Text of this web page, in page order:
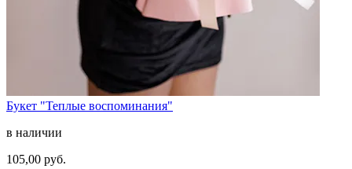
Букет "Теплые воспоминания"
в наличии
105,00 руб.